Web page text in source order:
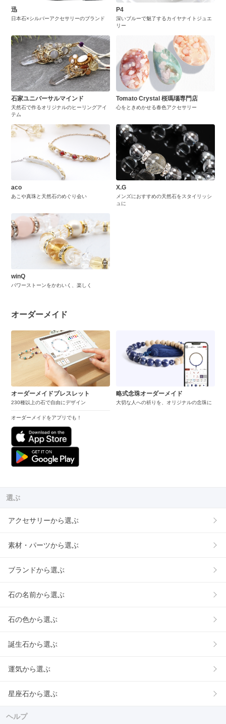
迅
日本石×シルバーアクセサリーのブランド
P4
深いブルーで魅了するカイヤナイトジュエ
リー
石家ユニバーサルマインド
天然石で作るオリジナルのヒーリングアイ
テム
Tomato Crystal 桜瑪瑙専門店
心をときめかせる春色アクセサリー
aco
あこや真珠と天然石のめぐり会い
X.G
メンズにおすすめの天然石をスタイリッシ
ュに
winQ
パワーストーンをかわいく、楽しく
オーダーメイド
オーダーメイドブレスレット
230種以上の石で自由にデザイン
オーダーメイドをアプリでも！
略式念珠オーダーメイド
大切な人への祈りを、オリジナルの念珠に
選ぶ
アクセサリーから選ぶ
素材・パーツから選ぶ
ブランドから選ぶ
石の名前から選ぶ
石の色から選ぶ
誕生石から選ぶ
運気から選ぶ
星座石から選ぶ
ヘルプ